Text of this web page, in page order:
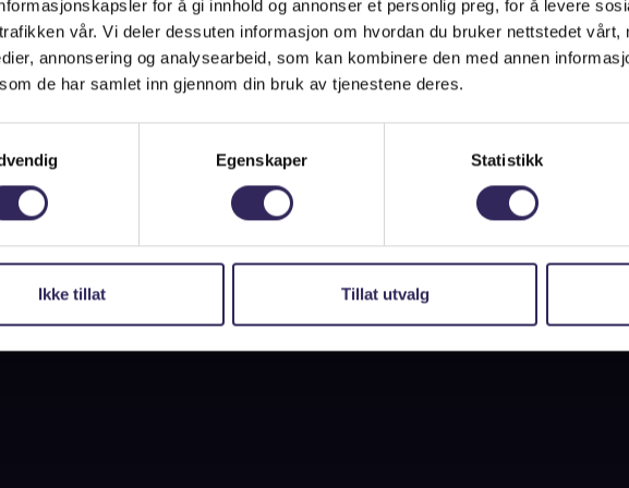
for å gi innhold og annonser et personlig preg, for å levere
vår. Vi deler dessuten informasjon om hvordan du bruker nettstedet vårt,
annonsering og analysearbeid, som kan kombinere den med annen
de har samlet inn gjennom din bruk av tjenestene deres.
Egenskaper Statistikk
Ikke tillat Tillat utvalg
FAQ
Personvern
Endre/trekk tilbake cookiesamtykke
Et produkt fra